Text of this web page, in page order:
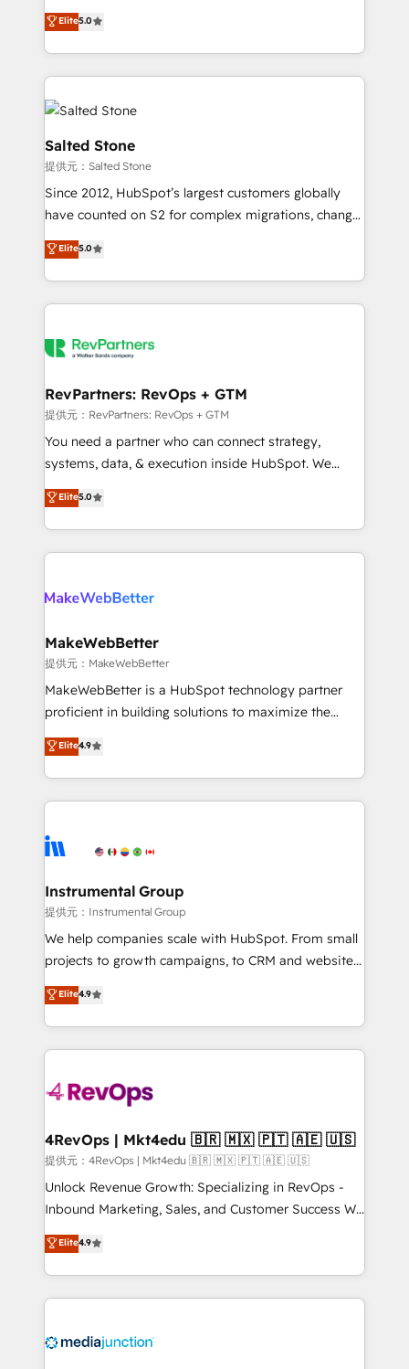
experienced and fully accredited HubSpot Solutions
Partner. 🚀 With 2,750+ HubSpot projects delivered
and 370+ specialists across EMEA, APAC and NAM,
we de-risk complex CRM programmes and
accelerate ROI across every HubSpot Hub. 🧭 From
multi-region migrations to AI-powered automation,
we turn complexity into clarity, human at global
scale. 🏆 HubSpot’s CEO called us “the partner of the
future.” Others agree it is proof of trust built through
measurable impact.
Elite5.0
Salted Stone
提供元：Salted Stone
Since 2012, HubSpot’s largest customers globally
have counted on S2 for complex migrations, change
management, systems integration, and creative
solutions that deliver measurable impact and
transform brand experiences As one of the few full-
service creative agencies in the HubSpot
winning design to build scalable, globally
marketing campaigns, & RevOps frameworks that
fuel long-term success We connect the entire
customer lifecycle through seamless integrations,
ensure long-term adoption with change-
and service to drive sustainable growth With 6 key
HubSpot accreditations and experience across
Elite5.0
RevPartners: RevOps + GTM
提供元：RevPartners: RevOps + GTM
You need a partner who can connect strategy,
systems, data, & execution inside HubSpot. We
bridge the gap where most agencies fall short by
combining GTM strategy with technical execution to
solve the right problem with the right solution. As the
only firm in the world to hold Elite Partner
clients gain a unique advantage in CRM architecture,
market execution. Why B2B Businesses Choose RP: -
Secure: Soc2 compliant 🛡️ - Pricing: Implementations
starting at $1,5k 💵 - Speed: Launch in 14 days ⚡ -
Global: 75+ RPers across five continents 🌐 - Scale:
HubSpot Partner 🪴 - Sales Hub: More
implementations than any other Partner 💻 -
agency for an Ops problem. Don't hire a technical
agency for a growth problem. Hire a partner built to
Elite5.0
MakeWebBetter
提供元：MakeWebBetter
MakeWebBetter is a HubSpot technology partner
proficient in building solutions to maximize the
operational efficiency of HubSpot. The fastest-
growing tech-enabler & facilitator, MakeWebBetter,
hands you the blend of HubSpot expertise &
eminent solutions & integrations. Trust us to
Elite Partners with 10+ years of HubSpot experience
Premier Partner 2023 🌟5 HubSpot Accreditations 🌟
Won HubSpot Theme Challenge 2021 🌟INBOUND’19
HubSpot Rising Star Why us? Harnessing the full
potential of the powerful HubSpot CRM. ✔️A team of
HubSpot experience ✔️Flexible pricing models —
Hourly-fee (assigned one Dedicated HubSpot
requirement). ✔️Helped over 25,000+ customers so
far with our HubSpot solutions. ✔️Bespoke apps &
on-demand bundle services. Connect with us today!
Elite4.9
Instrumental Group
提供元：Instrumental Group
We help companies scale with HubSpot. From small
projects to growth campaigns, to CRM and websites.
Hire an agency that's experienced in every inch of
HubSpot and willing to work hand-in-hand with your
team to simplify the complex and build a better
experience for your team and customers.
Elite4.9
4RevOps | Mkt4edu 🇧🇷 🇲🇽 🇵🇹 🇦🇪 🇺🇸
提供元：4RevOps | Mkt4edu 🇧🇷 🇲🇽 🇵🇹 🇦🇪 🇺🇸
Unlock Revenue Growth: Specializing in RevOps -
Inbound Marketing, Sales, and Customer Success We
specialize in driving revenue growth for companies
across industries through tailored marketing, sales,
and customer success strategies, utilizing RevOps
methodologies. As Latin America's largest HubSpot
offer unparalleled insights. Operating in five
Elite4.9